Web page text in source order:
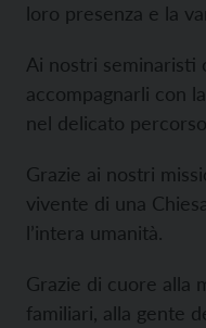
loro presenza e la
Ai nostri seminaristi
accompagnarli con
nel delicato
Grazie ai nostri
vivente di una
l’intera umanità.
Grazie di cuore alla
familiari, alla gente